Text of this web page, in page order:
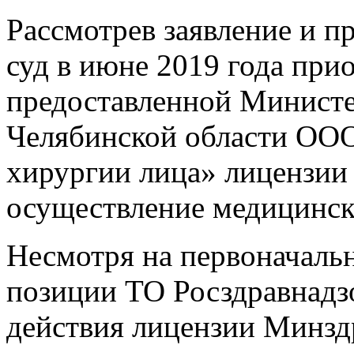
Рассмотрев заявление и
суд в июне 2019 года
предоставленной
Челябинской области
хирургии лица»
осуществление
Несмотря на
позиции ТО
действия лицензии